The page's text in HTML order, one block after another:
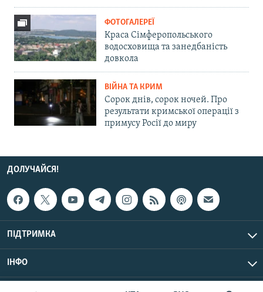
ФОТОГАЛЕРЕЇ
Краса Сімферопольського
водосховища та занедбаність
довкола
ВІЙНА ТА КРИМ
Сорок днів, сорок ночей. Про
результати кримської операції з
примусу Росії до миру
ДОЛУЧАЙСЯ!
ПІДТРИМКА
ІНФО